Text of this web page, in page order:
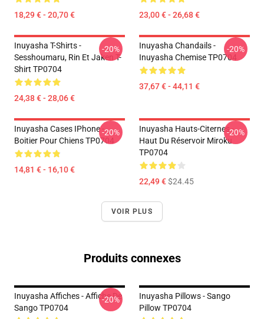
18,29 € - 20,70 € 23,00 € - 26,68 €
Inuyasha T-Shirts -
Sesshoumaru, Rin Et Jaken T-
Shirt TP0704
24,38 € - 28,06 €
-20%
Inuyasha Chandails -
Inuyasha Chemise TP0704
37,67 € - 44,11 €
-20%
Inuyasha Cases IPhone -
Boitier Pour Chiens TP0704
14,81 € - 16,10 €
-20%
Inuyasha Hauts-Citernes -
Haut Du Réservoir Miroku
TP0704
22,49 €$24.45
-20%
VOIR PLUS
Produits connexes
Inuyasha Affiches - Affiche De
Sango TP0704
-20%
Inuyasha Pillows - Sango
Pillow TP0704